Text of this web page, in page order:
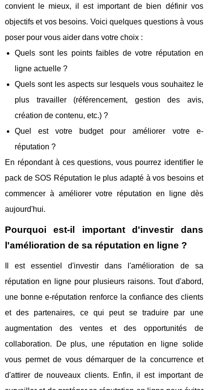
convient le mieux, il est important de bien définir vos
objectifs et vos besoins. Voici quelques questions à vous
poser pour vous aider dans votre choix :
Quels sont les points faibles de votre réputation en
ligne actuelle ?
Quels sont les aspects sur lesquels vous souhaitez le
plus travailler (référencement, gestion des avis,
création de contenu, etc.) ?
Quel est votre budget pour améliorer votre e-
réputation ?
En répondant à ces questions, vous pourrez identifier le
pack de SOS Réputation le plus adapté à vos besoins et
commencer à améliorer votre réputation en ligne dès
aujourd'hui.
Pourquoi est-il important d'investir dans
l'amélioration de sa réputation en ligne ?
Il est essentiel d'investir dans l'amélioration de sa
réputation en ligne pour plusieurs raisons. Tout d'abord,
une bonne e-réputation renforce la confiance des clients
et des partenaires, ce qui peut se traduire par une
augmentation des ventes et des opportunités de
collaboration. De plus, une réputation en ligne solide
vous permet de vous démarquer de la concurrence et
d'attirer de nouveaux clients. Enfin, il est important de